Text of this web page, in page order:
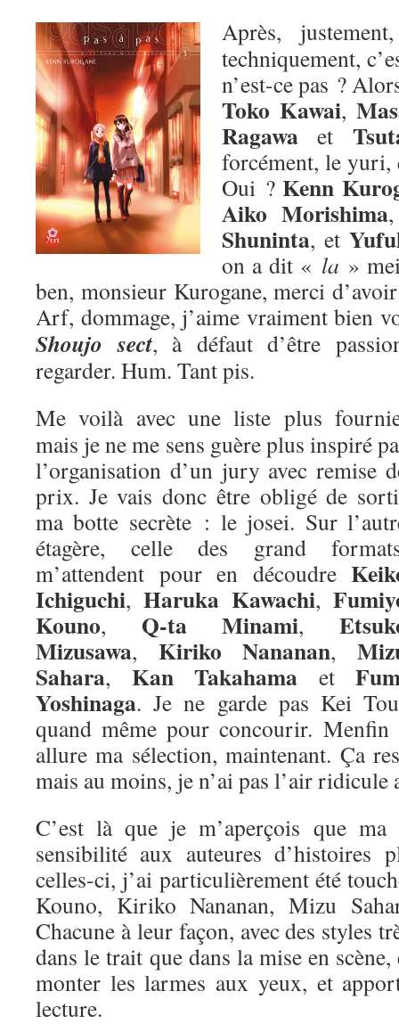
Après,
techniquement,
n’est-ce pas ?
Toko Kawai,
Ragawa et
forcément, le yuri,
Oui ?Kenn
Aiko Morishima
Shuninta, et
on a dit « la »
ben, monsieur Kurogane, merci
Arf, dommage, j’aime vraiment bien
Shoujo sect, à défaut d’être
regarder. Hum. Tant pis.
Me voilà avec une liste plus
mais je ne me sens guère plus inspiré
l’organisation d’un jury avec remise
prix. Je vais donc être obligé de
ma botte secrète : le josei. Sur
étagère, celle des grand
m’attendent pour en découdre
Ichiguchi, Haruka Kawachi,
Kouno, Q-ta Minami,
Mizusawa, Kiriko Nananan,
Sahara, Kan Takahama et
Yoshinaga. Je ne garde pas Kei
quand même pour concourir.
allure ma sélection, maintenant. Ça
mais au moins, je n’ai pas l’air ridicule
C’est là que je m’aperçois que
sensibilité aux auteures d’histoires
celles-ci, j’ai particulièrement été
Kouno, Kiriko Nananan, Mizu
Chacune à leur façon, avec des styles
dans le trait que dans la mise en
monter les larmes aux yeux, et
lecture.